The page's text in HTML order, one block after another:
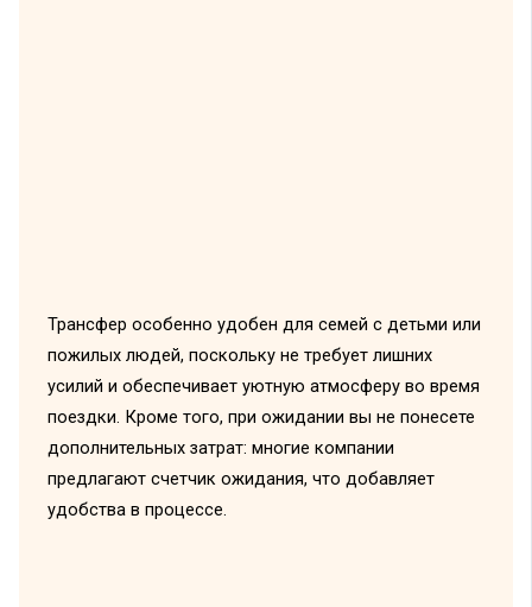
Трансфер особенно удобен для семей с детьми или
пожилых людей, поскольку не требует лишних
усилий и обеспечивает уютную атмосферу во время
поездки. Кроме того, при ожидании вы не понесете
дополнительных затрат: многие компании
предлагают счетчик ожидания, что добавляет
удобства в процессе.